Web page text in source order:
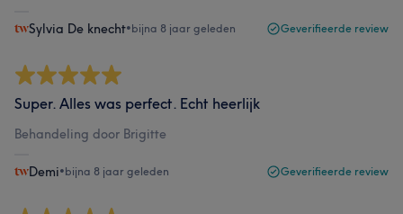
Sylvia De knecht•bijna 8 jaar geleden Geverifieerde review
Super. Alles was perfect. Echt heerlijk
Behandeling door Brigitte
Demi•bijna 8 jaar geleden Geverifieerde review